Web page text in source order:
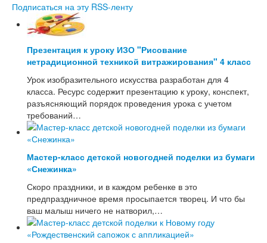
Средняя и старшая школа
Сценарии праздников в школе
1 сентября - День знаний
День Учителя
Праздник осени
Новый год, Рождество
23 Февраля
8 Марта
9 Мая - День Победы
Спортивные праздники
День рождения
Последний звонок, Выпускной вечер
Другие праздники
Конспекты уроков в школе
ИЗО, технология, труд
Литература
Математика
Классные часы, внеклассные мероприятия
Работа с родителями
Подписаться на эту RSS-ленту
Презентация к уроку ИЗО "Рисование
нетрадиционной техникой витражирования" 4 класс
Урок изобразительного искусства разработан для 4
класса. Ресурс содержит презентацию к уроку, конспект,
разъясняющий порядок проведения урока с учетом
требований…
Мастер-класс детской новогодней поделки из бумаги
«Снежинка»
Скоро праздники, и в каждом ребенке в это
предпраздничное время просыпается творец. И что бы
ваш малыш ничего не натворил,…